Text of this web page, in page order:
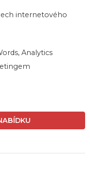
internetového
Analytics